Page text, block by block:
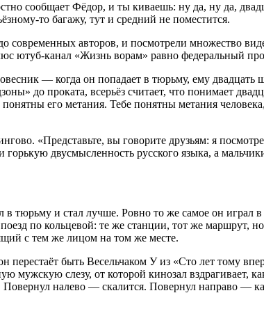
сообщает Фёдор, и ты киваешь: ну да, ну да,
то багажу, тут и средний не поместится.
современных авторов, и посмотрели множество
ютуб-канал «Жизнь ворам» равно федеральный
— когда он попадает в тюрьму, ему двадцать
до проката, всерьёз считает, что понимает
его метания. Тебе понятны метания
«Представьте, вы говорите друзьям: я
горькую двусмысленность русского языка, а
в тюрьму и стал лучше. Ровно то же самое он
по кольцевой: те же станции, тот же маршрут,
с тем же лицом на том же месте.
быть Весельчаком У из «Сто лет тому
мужскую слезу, от которой кинозал вздрагивает,
налево — скалится. Повернул направо —